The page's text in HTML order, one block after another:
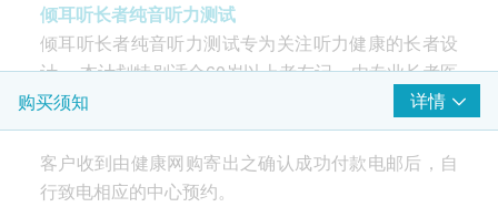
个人化报告讲解
听力档案安装
现场试听
功能示范及教学
报告
专业工作人员讲解报告及提供听力图报告作参考
倾耳听长者纯音听力测试
倾耳听长者纯音听力测试专为关注听力健康的长者设
计。 本计划特别适合60岁以上老友记。由专业长者医
护团队提供一站式服务,更切合您的需要。本中心所有
的工作人员均为提供一站式服务,更切合您的需要。 由
受专业训练工作人员提供服务,特设专用区域. 更切合
对隐私要求高的人士。
购买须知 详情
客户收到由健康网购寄出之确认成功付款电邮后，自
行致电相应的中心预约。